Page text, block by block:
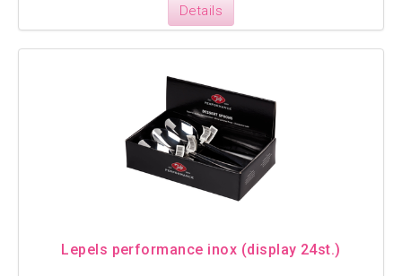
Details
Lepels performance inox (display 24st.)